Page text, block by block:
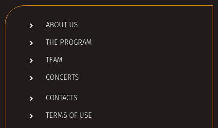
ABOUT US
THE PROGRAM
TEAM
CONCERTS
CONTACTS
TERMS OF USE